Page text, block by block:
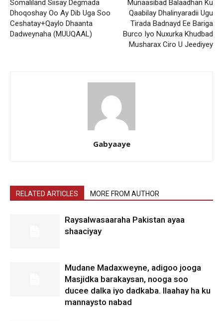
Somaliland Siisay Degmada
Dhoqoshay Oo Ay Dib Uga Soo
Ceshatay+Qaylo Dhaanta
Dadweynaha (MUUQAAL)
Munaasibad Balaadhan Ku
Qaabilay Dhalinyaradii Ugu
Tirada Badnayd Ee Bariga
Burco Iyo Nuxurka Khudbad
Musharax Ciro U Jeediyey
Gabyaaye
RELATED ARTICLES MORE FROM AUTHOR
Raysalwasaaraha Pakistan ayaa
shaaciyay
Mudane Madaxweyne, adigoo jooga
Masjidka barakaysan, nooga soo
ducee dalka iyo dadkaba. Ilaahay ha ku
mannaysto nabad